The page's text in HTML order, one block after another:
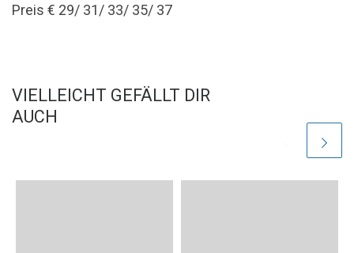
Preis € 29/ 31/ 33/ 35/ 37
VIELLEICHT GEFÄLLT DIR
AUCH